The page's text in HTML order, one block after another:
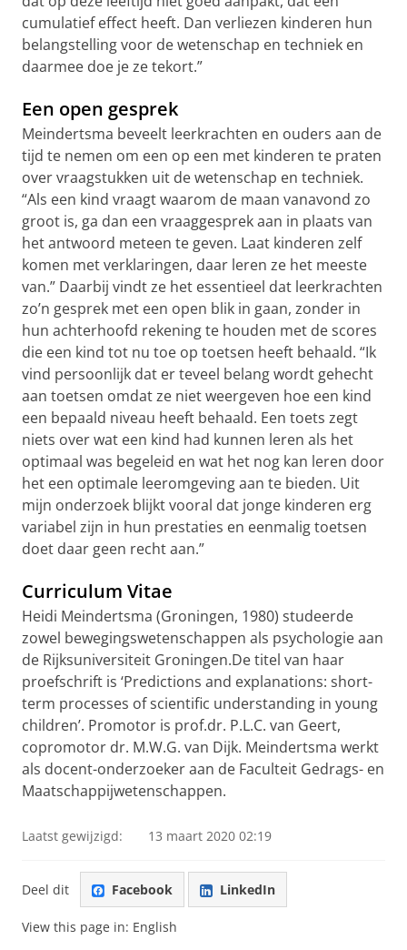
cumulatief effect heeft. Dan verliezen kinderen hun
belangstelling voor de wetenschap en techniek en
daarmee doe je ze tekort.”
Een open gesprek
Meindertsma beveelt leerkrachten en ouders aan de
tijd te nemen om een op een met kinderen te praten
over vraagstukken uit de wetenschap en techniek.
“Als een kind vraagt waarom de maan vanavond zo
groot is, ga dan een vraaggesprek aan in plaats van
het antwoord meteen te geven. Laat kinderen zelf
komen met verklaringen, daar leren ze het meeste
van.” Daarbij vindt ze het essentieel dat leerkrachten
zo’n gesprek met een open blik in gaan, zonder in
hun achterhoofd rekening te houden met de scores
die een kind tot nu toe op toetsen heeft behaald. “Ik
vind persoonlijk dat er teveel belang wordt gehecht
aan toetsen omdat ze niet weergeven hoe een kind
een bepaald niveau heeft behaald. Een toets zegt
niets over wat een kind had kunnen leren als het
optimaal was begeleid en wat het nog kan leren door
het een optimale leeromgeving aan te bieden. Uit
mijn onderzoek blijkt vooral dat jonge kinderen erg
variabel zijn in hun prestaties en eenmalig toetsen
doet daar geen recht aan.”
Curriculum Vitae
Heidi Meindertsma (Groningen, 1980) studeerde
zowel bewegingswetenschappen als psychologie aan
de Rijksuniversiteit Groningen.De titel van haar
proefschrift is ‘Predictions and explanations: short-
term processes of scientific understanding in young
children’. Promotor is prof.dr. P.L.C. van Geert,
copromotor dr. M.W.G. van Dijk. Meindertsma werkt
als docent-onderzoeker aan de Faculteit Gedrags- en
Maatschappijwetenschappen.
Laatst gewijzigd: 13 maart 2020 02:19
Deel dit Facebook LinkedIn
View this page in: English